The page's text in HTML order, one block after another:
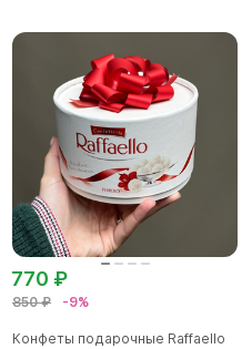
850 ₽ -9%
770 ₽
Конфеты подарочные Raffaello